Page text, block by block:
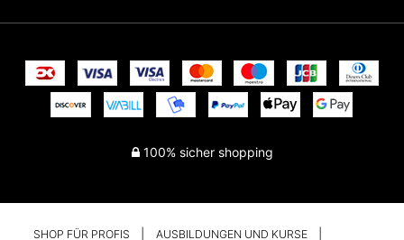
100% sicher shopping
SHOP FÜR PROFIS AUSBILDUNGEN UND KURSE